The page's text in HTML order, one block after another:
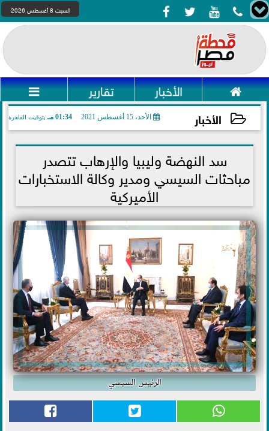
    السبت 8 أغسطس 2026
 الأخبار تقارير 
الأخبار الأحد، 15 أغسطس 2021 01:34 مـ بتوقيت القاهرة
2021-08-15 13:34:06سد النهضة وليبيا والإرهاب تتصدر
مباحثات السيسي ومدير وكالة الاستخبارات
الأميركية
الرئيس السيسي